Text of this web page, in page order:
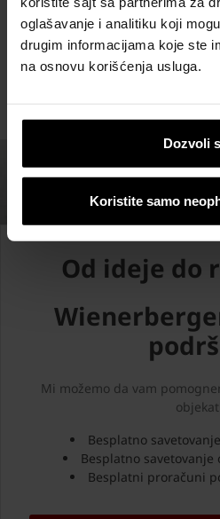
oglašavanje i analitiku koji
drugim informacijama koje ste
na osnovu korišćenja usluga.
Dozvoli
Koristite samo
Od ideje do
Mi možemo da vam
Besplatno
Besplatno
Besplatni proračuni